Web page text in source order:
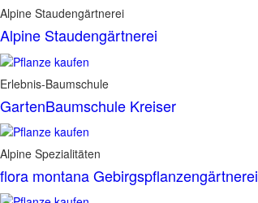
Alpine Staudengärtnerei
Alpine Staudengärtnerei
Erlebnis-Baumschule
GartenBaumschule Kreiser
Alpine Spezialitäten
flora montana Gebirgspflanzengärtnerei